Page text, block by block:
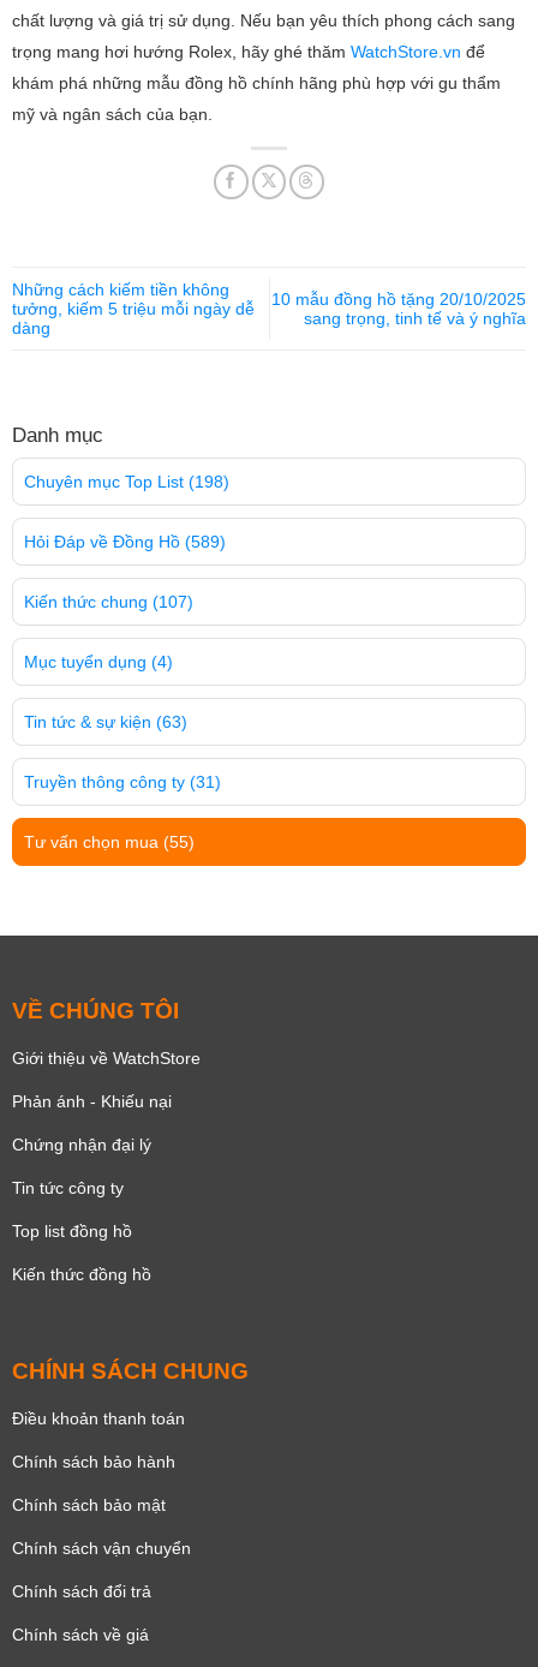
chất lượng và giá trị sử dụng. Nếu bạn yêu thích phong cách sang
trọng mang hơi hướng Rolex, hãy ghé thăm WatchStore.vn để
khám phá những mẫu đồng hồ chính hãng phù hợp với gu thẩm
mỹ và ngân sách của bạn.
Những cách kiếm tiền không
tưởng, kiếm 5 triệu mỗi ngày dễ
dàng
10 mẫu đồng hồ tặng 20/10/2025
sang trọng, tinh tế và ý nghĩa
Danh mục
Chuyên mục Top List (198)
Hỏi Đáp về Đồng Hồ (589)
Kiến thức chung (107)
Mục tuyển dụng (4)
Tin tức & sự kiện (63)
Truyền thông công ty (31)
Tư vấn chọn mua (55)
VỀ CHÚNG TÔI
Giới thiệu về WatchStore
Phản ánh - Khiếu nại
Chứng nhận đại lý
Tin tức công ty
Top list đồng hồ
Kiến thức đồng hồ
CHÍNH SÁCH CHUNG
Điều khoản thanh toán
Chính sách bảo hành
Chính sách bảo mật
Chính sách vận chuyển
Chính sách đổi trả
Chính sách về giá